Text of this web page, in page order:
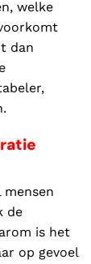
welke
dan
de
is het
op gevoel